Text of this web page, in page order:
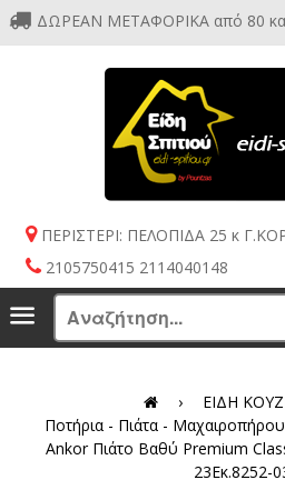
ΔΩΡΕΑΝ ΜΕΤΑΦΟΡΙΚΑ από 80
ΠΕΡΙΣΤΕΡΙ: ΠΕΛΟΠΙΔΑ 25 κ
2105750415 2114040148
Menu
› ΕΙΔΗ
Ποτήρια - Πιάτα -
Ankor Πιάτο Βαθύ Premium
23Εκ.8252-